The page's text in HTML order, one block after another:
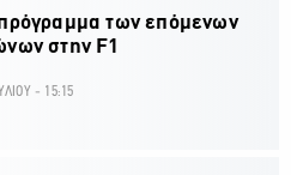
πρόγραμμα των επόμενων
στην F1
- 15:15